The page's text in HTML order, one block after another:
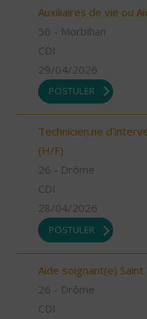
Auxiliaires de vie ou
56 - Morbihan
CDI
29/04/2026
POSTULER
Technicien.ne
(H/F)
26 - Drôme
CDI
28/04/2026
POSTULER
Aide soignant(e) Saint
26 - Drôme
CDI